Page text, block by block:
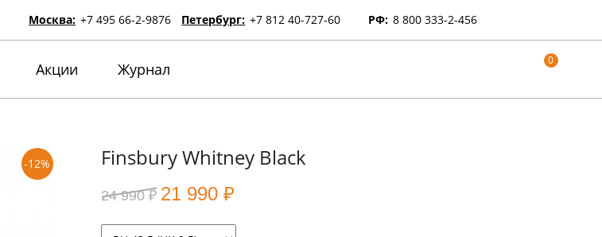
Москва: +7 495 66-2-9876 Петербург: +7 812 40-727-60 РФ: 8 800 333-2-456
Акции Журнал 0
-12% Finsbury Whitney Black
24 990 ₽ 21 990 ₽